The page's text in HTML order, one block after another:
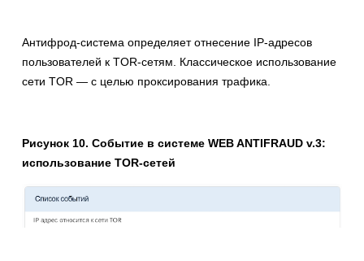
Антифрод-система определяет отнесение IP-адресов
пользователей к TOR-сетям. Классическое использование
сети TOR — с целью проксирования трафика.
Рисунок 10. Событие в системе WEB ANTIFRAUD v.3:
использование TOR-сетей